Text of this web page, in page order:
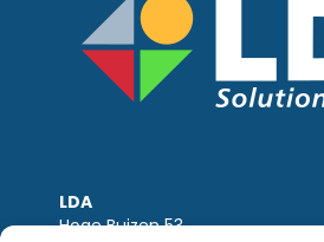
LDA
Hoge Buizen 53